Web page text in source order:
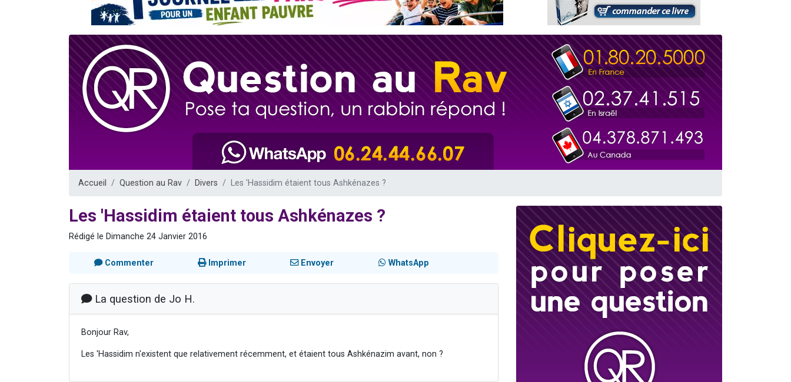
3 personnes viennent de nous rejoindre sur WhatsApp
Odaya vient de donner son Maasser
3 personnes viennent de faire un don pour 5 jours de vacances aux Orphelins
2 personnes viennent de nous rejoindre sur WhatsApp
13 personnes viennent de demander une bénédiction
Il reste 49 places pour étudier en groupe sur Zoom
12 nouvelles musiques dans Torah-Box Music
29 personnes viennent de demander une bénédiction
Accueil Question au Rav Divers Les 'Hassidim étaient tous Ashkénazes ?
Les 'Hassidim étaient tous Ashkénazes ?
Rédigé le Dimanche 24 Janvier 2016
Commenter Imprimer Envoyer WhatsApp
La question de Jo H.
Bonjour Rav,
Les 'Hassidim n'existent que relativement récemment, et étaient tous Ashkénazim avant, non ?